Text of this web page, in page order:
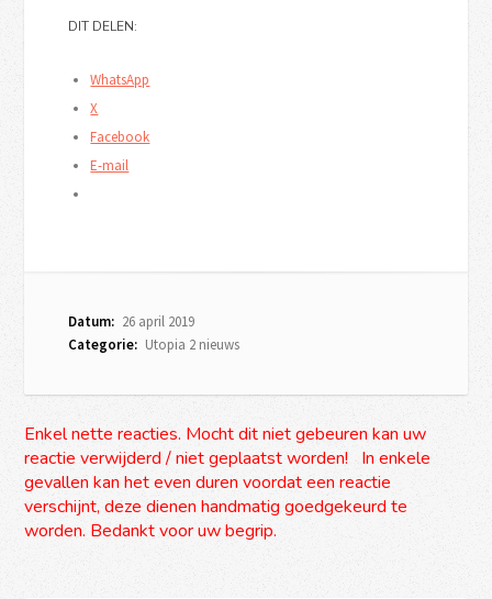
DIT DELEN:
WhatsApp
X
Facebook
E-mail
Datum: 26 april 2019
Categorie: Utopia 2 nieuws
Enkel nette reacties. Mocht dit niet gebeuren kan uw
reactie verwijderd / niet geplaatst worden! In enkele
gevallen kan het even duren voordat een reactie
verschijnt, deze dienen handmatig goedgekeurd te
worden. Bedankt voor uw begrip.